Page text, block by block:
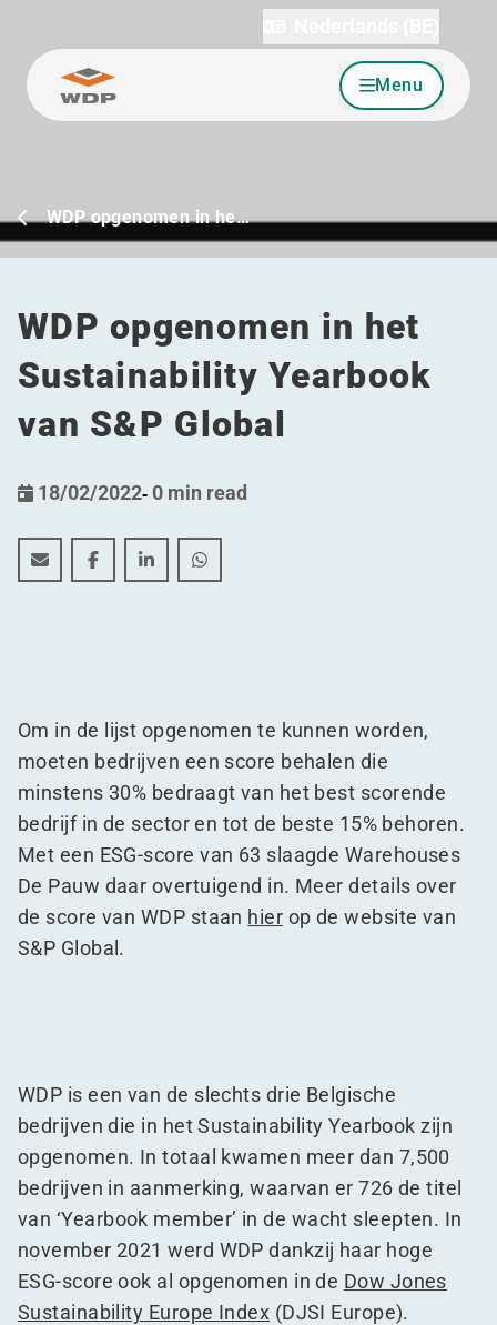
Ga naar inhoud Menu
WDP opgenomen in he…
WDP opgenomen in het
Sustainability Yearbook
van S&P Global
18/02/2022- 0 min read
WDP opgenomen in het Sustainability Yearbook van
WDP opgenomen in het Sustainability Yearbook
WDP opgenomen in het Sustainability
WDP opgenomen in het
Om in de lijst opgenomen te kunnen worden,
moeten bedrijven een score behalen die
minstens 30% bedraagt van het best scorende
bedrijf in de sector en tot de beste 15% behoren.
Met een ESG-score van 63 slaagde Warehouses
De Pauw daar overtuigend in. Meer details over
de score van WDP staan hier op de website van
S&P Global.
WDP is een van de slechts drie Belgische
bedrijven die in het Sustainability Yearbook zijn
opgenomen. In totaal kwamen meer dan 7,500
bedrijven in aanmerking, waarvan er 726 de titel
van ‘Yearbook member’ in de wacht sleepten. In
november 2021 werd WDP dankzij haar hoge
ESG-score ook al opgenomen in de Dow Jones
Sustainability Europe Index (DJSI Europe).